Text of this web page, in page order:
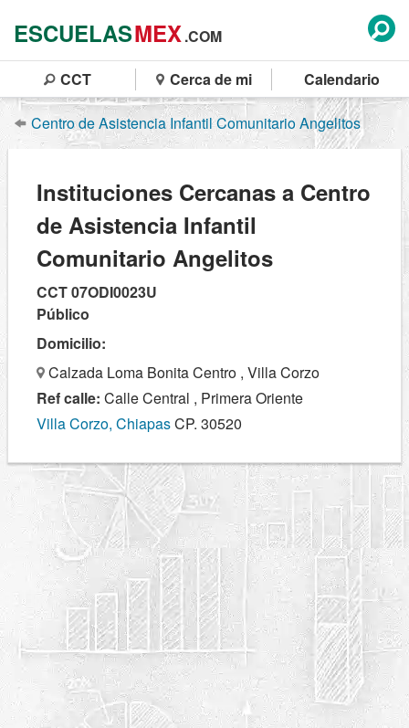
ESCUELASMEX.COM
CCT Cerca de mi Calendario
Centro de Asistencia Infantil Comunitario Angelitos
Instituciones Cercanas a Centro
de Asistencia Infantil
Comunitario Angelitos
CCT 07ODI0023U
Público
Domicilio:
Calzada Loma Bonita Centro , Villa Corzo
Ref calle: Calle Central , Primera Oriente
Villa Corzo, ChiapasCP. 30520